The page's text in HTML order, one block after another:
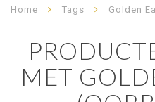
Home Tags Golden
MET